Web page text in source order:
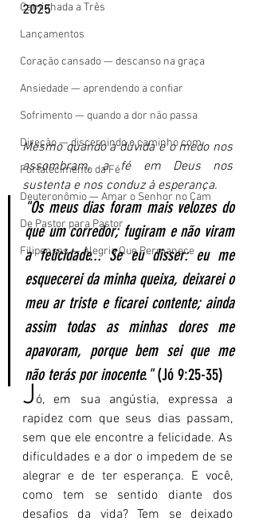
Caminhada a Três
Lançamentos
Coração cansado — descanso na graça
Ansiedade — aprendendo a confiar
Sofrimento — quando a dor não passa
Direção — discernindo o caminho com
Fortalecimento da Fé
Deuteronômio — Amar o Senhor no Cam
De Pastor para Pastor
Filipenses — Alegria Que Permanece
2025
Mesmo quando a dúvida e o medo nos
assombram, a fé em Deus nos
sustenta e nos conduz à esperança.
"Os meus dias foram mais velozes do
que um corredor; fugiram e não viram
a felicidade... Se eu disser: eu me
esquecerei da minha queixa, deixarei o
meu ar triste e ficarei contente; ainda
assim todas as minhas dores me
apavoram, porque bem sei que me
não terás por inocente." (Jó 9:25-35)
J ó, em sua angústia, expressa a
rapidez com que seus dias passam,
sem que ele encontre a felicidade. As
dificuldades e a dor o impedem de se
alegrar e de ter esperança. E você,
como tem se sentido diante dos
desafios da vida? Tem se deixado